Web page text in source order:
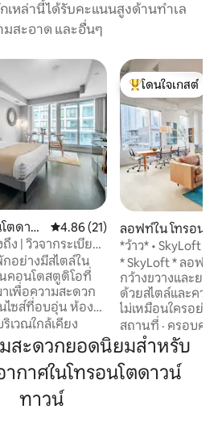
เหล่านี้ได้รับคะแนนสูงด้านทำเล
มสะอาด และอื่นๆ
ตดาวน์
คะแนนเฉลี่ย 4.86 จาก 5, 21 รีวิว
4.86 (21)
| วิวจากระเบียง |
อย่างมีสไตล์ใน
นคอนโดสตูดิโอที่
เพื่อความสะดวก
ไซส์ที่อบอุ่น ห้อง
ณ์ครบครัน และ
วิวเมือง เหมาะ
ยว คู่รัก หรือนัก
ใจกลางเมือง ตั้ง
สแควร์ อีตัน
ามบันเทิงยาม
ริเวณใกล้เคียง
โดนใจเกสต์ที่สุด
โดนใจเกสต์
ลอฟท์ใน โทรอนโ
*ว้าว* • SkyLoft ที่
* SkyLoft * ลอฟท์
กว้างขวางและยอดเยี่ยม สร้า
ด้วยสไตล์และควา
ไม่เหมือนใครอย่างแท้จริง ขอ
มุม 2 ห้องนอนพิเ
และหน้าต่างกว้าง
ตร.ฟุตเต็มไปด้วยแสง จากที่พักที่โป
วิวเส้นขอบฟ้าแบบ
Tower จุดประกา
สถานที่ · ครอบครัว
สะดวกยอดนิยมสำหรับ
กาศในโทรอนโตดาวน์
ทาวน์